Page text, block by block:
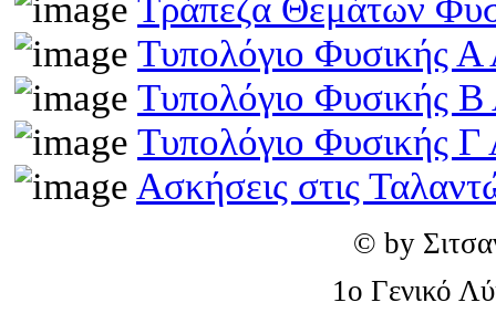
Τράπεζα Θεμάτων
Τυπολόγιο Φυσικής Α
Τυπολόγιο Φυσικής Β
Τυπολόγιο Φυσικής Γ
Ασκήσεις στις
© by
1o Γενικό